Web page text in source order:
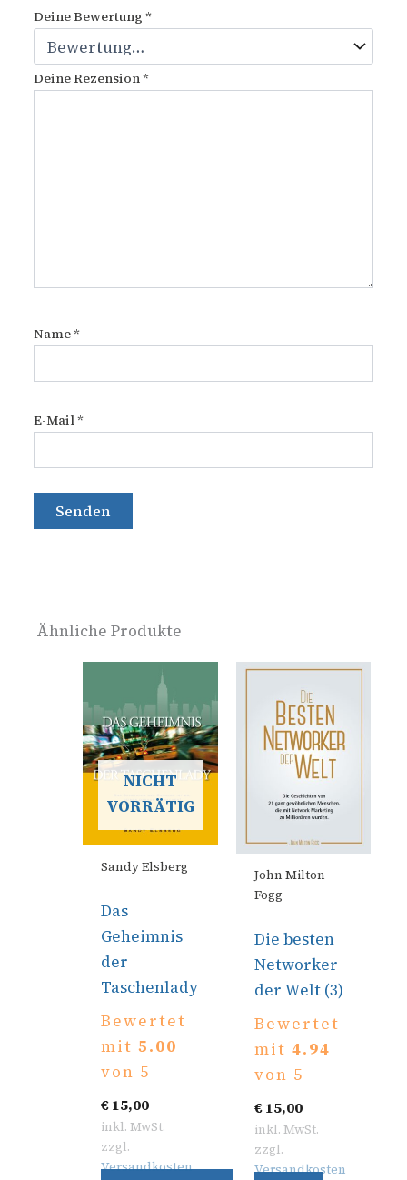
Deine Bewertung *
Deine Rezension*
Name*
E-Mail*
Ähnliche Produkte
NICHT
VORRÄTIG
Sandy Elsberg
Das
Geheimnis
der
Taschenlady
Bewertet
mit5.00
von 5
€15,00
inkl. MwSt.
zzgl.
Versandkosten
John Milton
Fogg
Die besten
Networker
der Welt (3)
Bewertet
mit 4.94
von 5
€15,00
inkl. MwSt.
zzgl.
Versandkosten